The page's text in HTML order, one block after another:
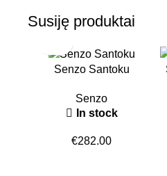
Susiję produktai
Senzo Santoku
Senzo
In stock
€282.00